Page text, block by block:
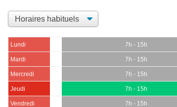
Lundi 7h - 15h
Mardi 7h - 15h
Mercredi 7h - 15h
Jeudi 7h - 15h
Vendredi 7h - 15h